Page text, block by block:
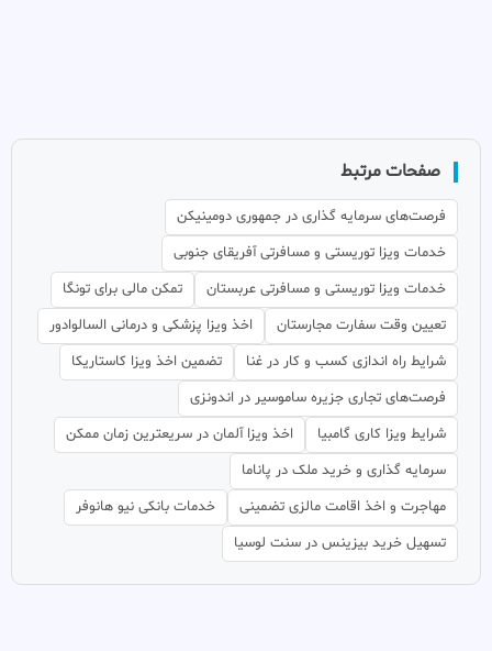
صفحات مرتبط
فرصت‌های سرمایه گذاری در جمهوری دومینیکن
خدمات ویزا توریستی و مسافرتی آفریقای جنوبی
خدمات ویزا توریستی و مسافرتی عربستان
تمکن مالی برای تونگا
تعیین وقت سفارت مجارستان
اخذ ویزا پزشکی و درمانی السالوادور
شرایط راه اندازی کسب و کار در غنا
تضمین اخذ ویزا کاستاریکا
فرصت‌های تجاری جزیره ساموسیر در اندونزی
شرایط ویزا کاری گامبیا
اخذ ویزا آلمان در سریعترین زمان ممکن
سرمایه گذاری و خرید ملک در پاناما
مهاجرت و اخذ اقامت مالزی تضمینی
خدمات بانکی نیو هانوفر
تسهیل خرید بیزینس در سنت لوسیا